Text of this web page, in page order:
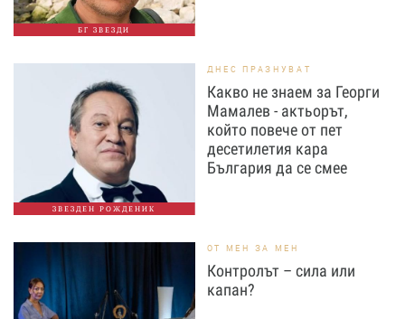
БГ ЗВЕЗДИ
ЗВЕЗДЕН РОЖДЕНИК
ДНЕС ПРАЗНУВАТ
Какво не знаем за Георги
Мамалев - актьорът,
който повече от пет
десетилетия кара
България да се смее
ОТ МЕН ЗА МЕН
Контролът – сила или
капан?